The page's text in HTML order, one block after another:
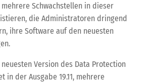
Schwachstellen in dieser
die Administratoren dringend
ihre Software auf den neuesten
Version des Data Protection
in der Ausgabe 19.11, mehrere